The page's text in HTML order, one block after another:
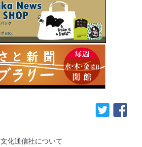
文化通信社について